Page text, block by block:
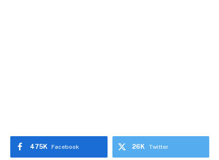
Facebook
475K Twitter
26K